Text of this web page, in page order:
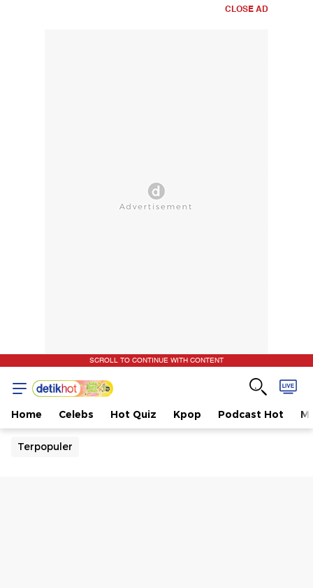
CLOSE AD
SCROLL TO CONTINUE WITH CONTENT
Home Celebs Hot Quiz Kpop Podcast Hot
Terpopuler